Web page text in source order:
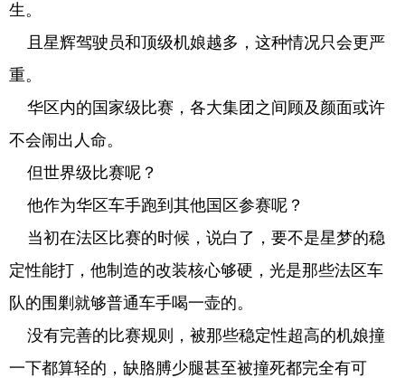
生。
且星辉驾驶员和顶级机娘越多，这种情况只会更严
重。
华区内的国家级比赛，各大集团之间顾及颜面或许
不会闹出人命。
但世界级比赛呢？
他作为华区车手跑到其他国区参赛呢？
当初在法区比赛的时候，说白了，要不是星梦的稳
定性能打，他制造的改装核心够硬，光是那些法区车
队的围剿就够普通车手喝一壶的。
没有完善的比赛规则，被那些稳定性超高的机娘撞
一下都算轻的，缺胳膊少腿甚至被撞死都完全有可